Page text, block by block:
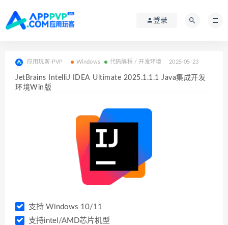
登录
应用玩客-PVP Windows 代码编程 / 开发环境 2025-05-23
JetBrains IntelliJ IDEA Ultimate 2025.1.1.1 Java集成开发
环境Win版
支持 Windows 10/11
支持intel/AMD芯片机型